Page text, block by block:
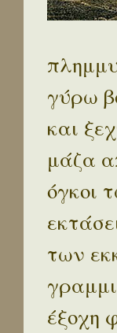
γύρω
και
μάζα
όγκοι
των
έξοχη